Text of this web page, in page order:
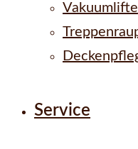
Vakuumlifte
Service